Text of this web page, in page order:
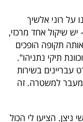
על רוני אלשיך
שיקול אחד מרכזי,
תקופה הופכים
תיקי נתניהו".
עבריינים בשירות
למשטרה. זה
הציעו לי הכול